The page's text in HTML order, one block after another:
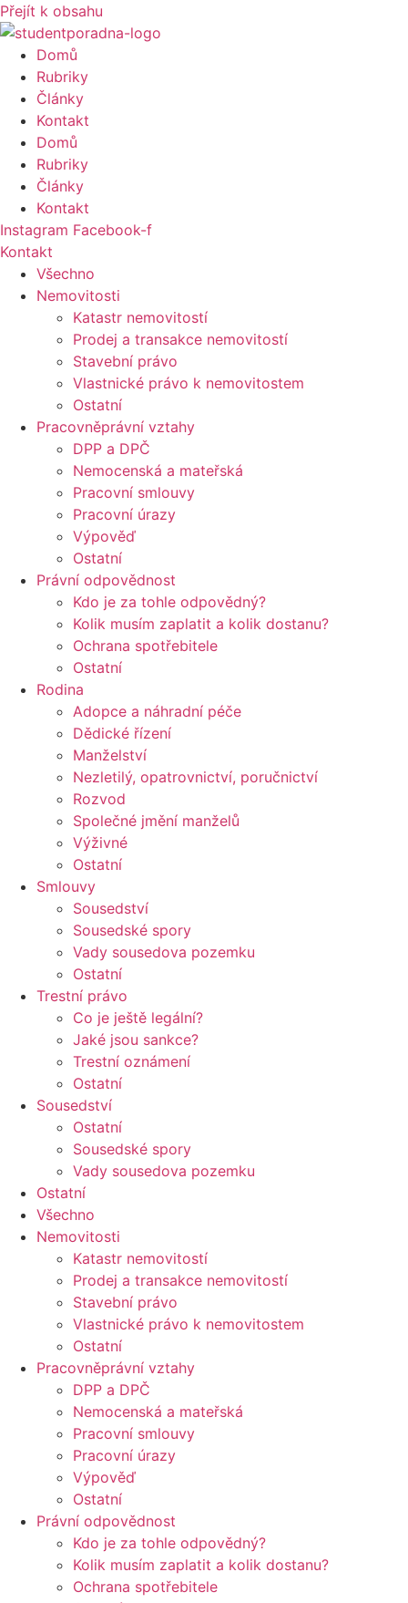
Přejít k obsahu
Domů
Rubriky
Články
Kontakt
Domů
Rubriky
Články
Kontakt
Instagram Facebook-f
Kontakt
Všechno
Nemovitosti
Katastr nemovitostí
Prodej a transakce nemovitostí
Stavební právo
Vlastnické právo k nemovitostem
Ostatní
Pracovněprávní vztahy
DPP a DPČ
Nemocenská a mateřská
Pracovní smlouvy
Pracovní úrazy
Výpověď
Ostatní
Právní odpovědnost
Kdo je za tohle odpovědný?
Kolik musím zaplatit a kolik dostanu?
Ochrana spotřebitele
Ostatní
Rodina
Adopce a náhradní péče
Dědické řízení
Manželství
Nezletilý, opatrovnictví, poručnictví
Rozvod
Společné jmění manželů
Výživné
Ostatní
Smlouvy
Sousedství
Sousedské spory
Vady sousedova pozemku
Ostatní
Trestní právo
Co je ještě legální?
Jaké jsou sankce?
Trestní oznámení
Ostatní
Sousedství
Ostatní
Sousedské spory
Vady sousedova pozemku
Ostatní
Všechno
Nemovitosti
Katastr nemovitostí
Prodej a transakce nemovitostí
Stavební právo
Vlastnické právo k nemovitostem
Ostatní
Pracovněprávní vztahy
DPP a DPČ
Nemocenská a mateřská
Pracovní smlouvy
Pracovní úrazy
Výpověď
Ostatní
Právní odpovědnost
Kdo je za tohle odpovědný?
Kolik musím zaplatit a kolik dostanu?
Ochrana spotřebitele